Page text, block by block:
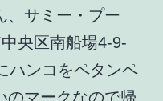
、サミー・プー
央区南船場4-9-
ハンコをペタンペ
のマークなので帰